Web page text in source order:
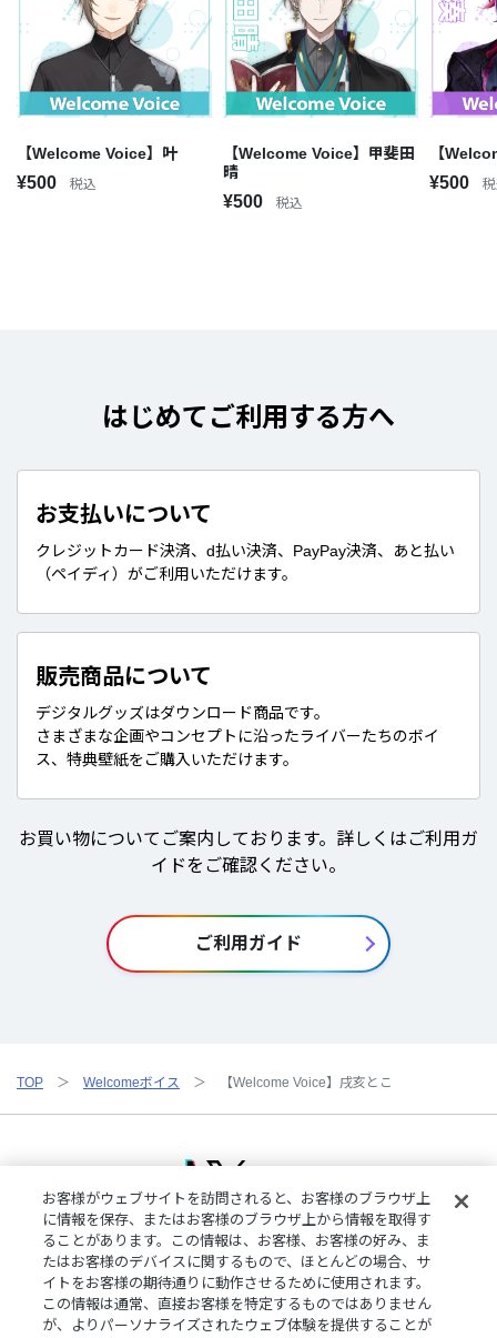
【Welcome Voice】叶
¥500 税込
【Welcome Voice】甲斐田
晴
¥500 税込
【
¥500
はじめてご利用する方へ
お支払いについて
クレジットカード決済、d払い決済、PayPay決済、あと払い
（ペイディ）がご利用いただけます。
販売商品について
デジタルグッズはダウンロード商品です。
さまざまな企画やコンセプトに沿ったライバーたちのボイ
ス、特典壁紙をご購入いただけます。
お買い物についてご案内しております。詳しくはご利用ガ
イドをご確認ください。
ご利用ガイド
TOP Welcomeボイス 【Welcome Voice】戌亥とこ
ご利用規約プライバシーポリシー
特定商取引法に基づく表記
ご利用ガイドよくある質問お問い合わせにじさんじ公式サイト
クッキーの詳細
お客様がウェブサイトを訪問されると、お客様のブラウザ上
に情報を保存、またはお客様のブラウザ上から情報を取得す
ることがあります。この情報は、お客様、お客様の好み、ま
たはお客様のデバイスに関するもので、ほとんどの場合、サ
イトをお客様の期待通りに動作させるために使用されます。
この情報は通常、直接お客様を特定するものではありません
が、よりパーソナライズされたウェブ体験を提供することが